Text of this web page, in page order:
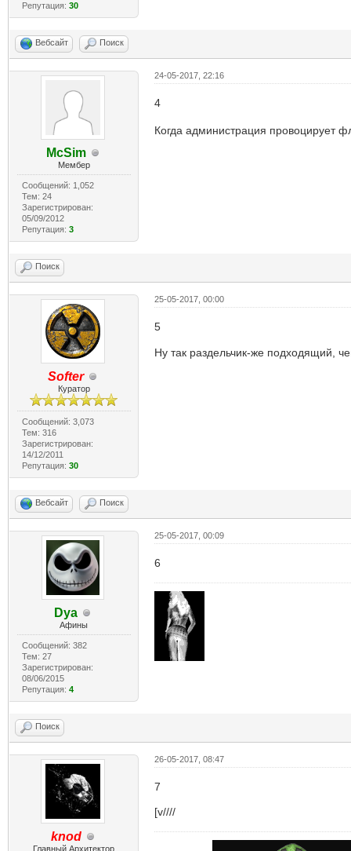
Репутация: 30
Вебсайт Поиск
McSim
Мембер
Сообщений: 1,052
Тем: 24
Зарегистрирован:
05/09/2012
Репутация: 3
24-05-2017, 22:16
4
Когда администрация провоцирует
Поиск
Softer
Куратор
Сообщений: 3,073
Тем: 316
Зарегистрирован:
14/12/2011
Репутация: 30
25-05-2017, 00:00
5
Ну так раздельчик-же подходящий,
Вебсайт Поиск
Dya
Афины
Сообщений: 382
Тем: 27
Зарегистрирован:
08/06/2015
Репутация: 4
25-05-2017, 00:09
6
Поиск
knod
Главный Архитектор
26-05-2017, 08:47
7
[v////